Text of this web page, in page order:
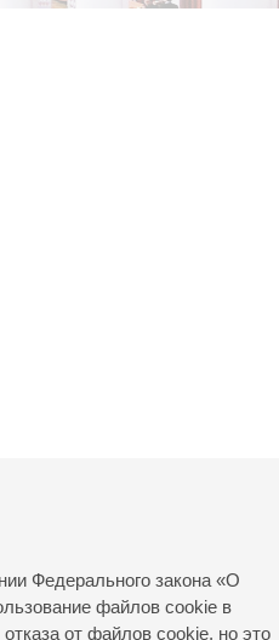
Федерального закона «О
файлов cookie в
от файлов cookie, но это